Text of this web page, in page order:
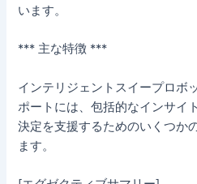
います。
*** 主な特徴 ***
インテリジェントスイープロボ
ポートには、包括的なインサイ
決定を支援するためのいくつか
ます。